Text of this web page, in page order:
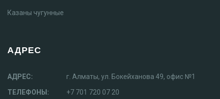
Казаны чугунные
АДРЕС
АДРЕС:
г. Алматы, ул. Бокейханова 49, офис №1
ТЕЛЕФОНЫ:
+7 701 720 07 20